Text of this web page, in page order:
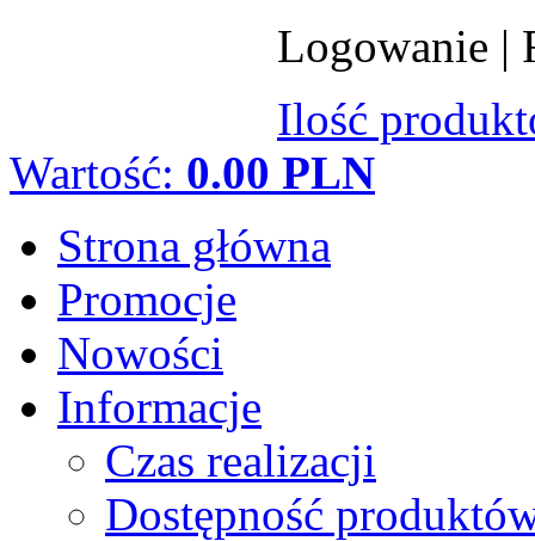
Logowanie |
Ilość
Wartość: 0.00 PLN
Strona główna
Promocje
Nowości
Informacje
Czas realizacji
Dostępność